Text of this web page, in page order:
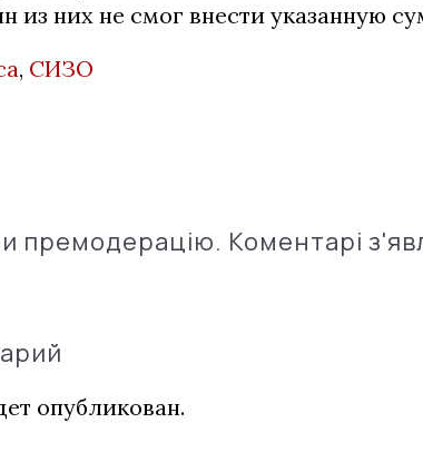
из них не смог внести указанную
, СИЗО
премодерацію. Коментарі
опубликован.